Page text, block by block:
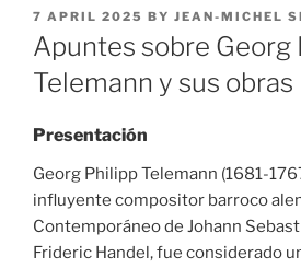
POSTED
ON
7 APRIL 2025 BY JEAN-MICHEL
Apuntes sobre Georg
Telemann y sus obras
Presentación
Georg Philipp Telemann (1681-
influyente compositor barroco
Contemporáneo de Johann
Frideric Handel, fue considerado